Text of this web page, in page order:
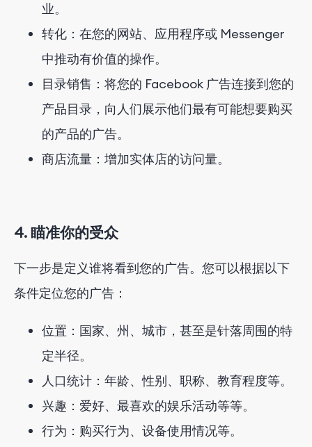
业。
转化：在您的网站、应用程序或 Messenger
中推动有价值的操作。
目录销售：将您的 Facebook 广告连接到您的
产品目录，向人们展示他们最有可能想要购买
的产品的广告。
商店流量：增加实体店的访问量。
4. 瞄准你的受众
下一步是定义谁将看到您的广告。您可以根据以下
条件定位您的广告：
位置：国家、州、城市，甚至是针落周围的特
定半径。
人口统计：年龄、性别、职称、教育程度等。
兴趣：爱好、最喜欢的娱乐活动等等。
行为：购买行为、设备使用情况等。